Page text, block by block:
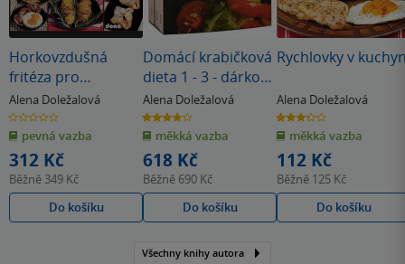
Horkovzdušná
fritéza pro
začátečníky
Alena Doležalová
0.0
z
5
hvězdiček
pevná vazba
312 Kč
Běžně 349 Kč
Do košíku
Domácí krabičková
dieta 1 - 3 - dárkový
box (komplet)
Alena Doležalová
3.8
z
5
hvězdiček
měkká vazba
618 Kč
Běžně 690 Kč
Do košíku
Rychlovky v
Alena Doležalová
3.3
z
5
hvězdiček
měkká vazba
112 Kč
Běžně 125 Kč
Do košíku
Všechny knihy autora